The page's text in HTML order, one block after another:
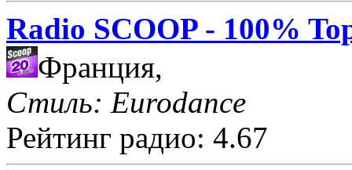
Radio SCOOP - 100%
Франция,
Стиль: Eurodance
Рейтинг радио: 4.67